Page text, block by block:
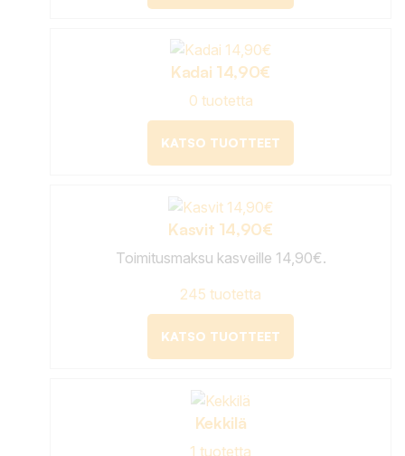
Kadai 14,90€
0 tuotetta
KATSO TUOTTEET
Kasvit 14,90€
Toimitusmaksu kasveille 14,90€.
245 tuotetta
KATSO TUOTTEET
Kekkilä
1 tuotetta